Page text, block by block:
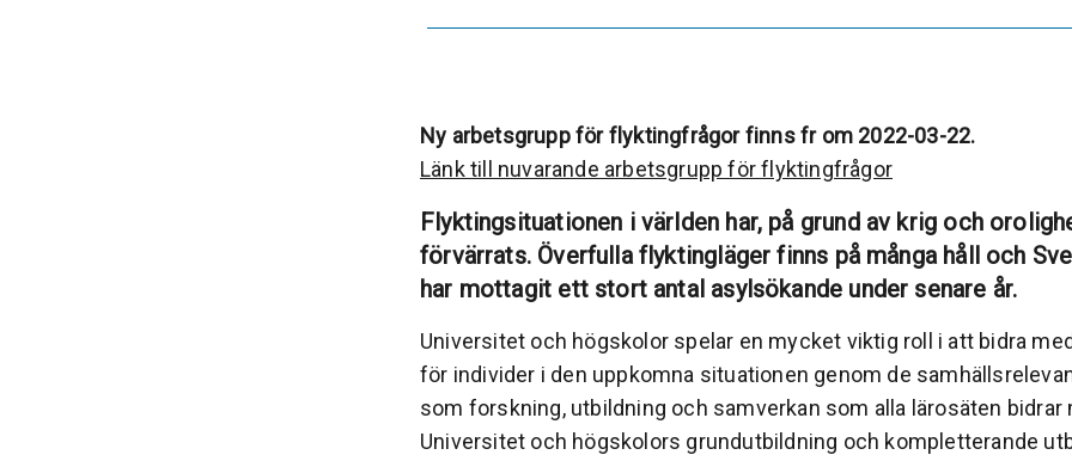
Ny arbetsgrupp för flyktingfrågor finns fr om 2022-03-22.
Länk till nuvarande arbetsgrupp för flyktingfrågor
Flyktingsituationen i världen har, på grund av krig och
förvärrats. Överfulla flyktingläger finns på många håll och
har mottagit ett stort antal asylsökande under senare år.
Universitet och högskolor spelar en mycket viktig roll i att bidra
för individer i den uppkomna situationen genom de
som forskning, utbildning och samverkan som alla lärosäten bidrar
Universitet och högskolors grundutbildning och kompletterande